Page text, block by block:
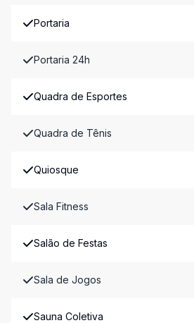
Portaria
Portaria 24h
Quadra de Esportes
Quadra de Tênis
Quiosque
Sala Fitness
Salão de Festas
Sala de Jogos
Sauna Coletiva